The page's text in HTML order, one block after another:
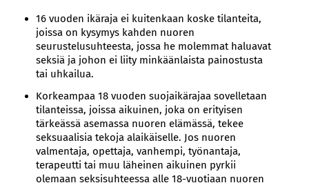
16 vuoden ikäraja ei kuitenkaan koske tilanteita,
joissa on kysymys kahden nuoren
seurustelusuhteesta, jossa he molemmat haluavat
seksiä ja johon ei liity minkäänlaista painostusta
tai uhkailua.
Korkeampaa 18 vuoden suojaikärajaa sovelletaan
tilanteissa, joissa aikuinen, joka on erityisen
tärkeässä asemassa nuoren elämässä, tekee
seksuaalisia tekoja alaikäiselle. Jos nuoren
valmentaja, opettaja, vanhempi, työnantaja,
terapeutti tai muu läheinen aikuinen pyrkii
olemaan seksisuhteessa alle 18-vuotiaan nuoren